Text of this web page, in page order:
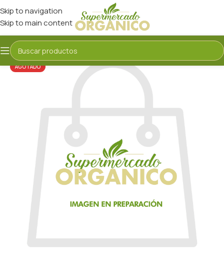
Skip to navigation
Skip to main content
AGOTADO